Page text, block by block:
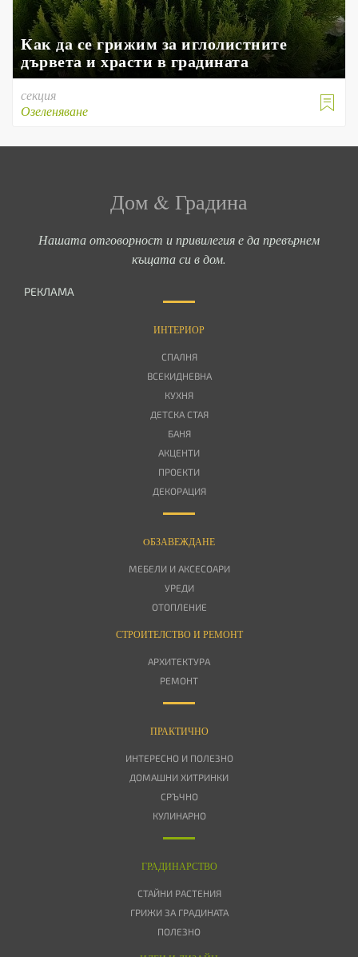
Как да се грижим за иглолистните
дървета и храсти в градината

секция
Озеленяване
Дом & Градина
Нашата отговорност и привилегия е да превърнем
къщата си в дом.
РЕКЛАМА
ИНТЕРИОР
СПАЛНЯ
ВСЕКИДНЕВНА
КУХНЯ
ДЕТСКА СТАЯ
БАНЯ
АКЦЕНТИ
ПРОЕКТИ
ДЕКОРАЦИЯ
OБЗАВЕЖДАНЕ
МЕБЕЛИ И АКСЕСОАРИ
УРЕДИ
ОТОПЛЕНИЕ
СТРОИТЕЛСТВО И РЕМОНТ
АРХИТЕКТУРА
РЕМОНТ
ПРАКТИЧНО
ИНТЕРЕСНО И ПОЛЕЗНО
ДОМАШНИ ХИТРИНКИ
СРЪЧНО
КУЛИНАРНО
ГРАДИНАРСТВО
СТАЙНИ РАСТЕНИЯ
ГРИЖИ ЗА ГРАДИНАТА
ПОЛЕЗНО